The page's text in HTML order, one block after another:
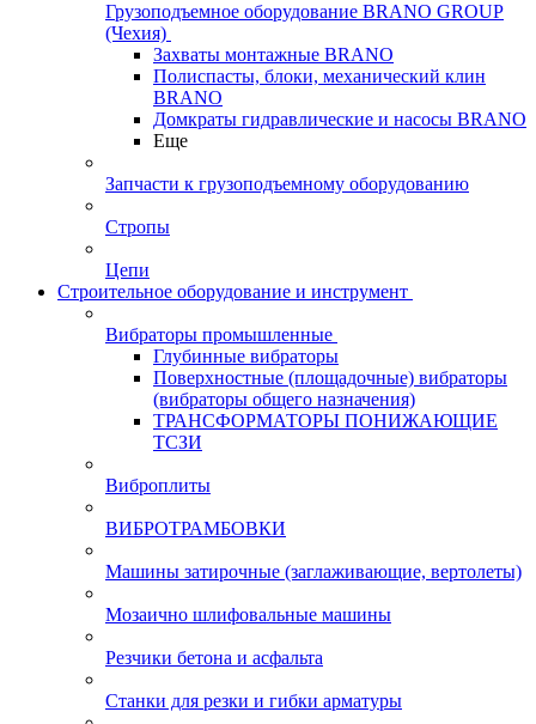
Грузоподъемное оборудование BRANO GROUP
(Чехия)
Захваты монтажные BRANO
Полиспасты, блоки, механический клин
BRANO
Домкраты гидравлические и насосы BRANO
Еще
Запчасти к грузоподъемному оборудованию
Стропы
Цепи
Строительное оборудование и инструмент
Вибраторы промышленные
Глубинные вибраторы
Поверхностные (площадочные) вибраторы
(вибраторы общего назначения)
ТРАНСФОРМАТОРЫ ПОНИЖАЮЩИЕ
ТСЗИ
Виброплиты
ВИБРОТРАМБОВКИ
Машины затирочные (заглаживающие, вертолеты)
Мозаично шлифовальные машины
Резчики бетона и асфальта
Станки для резки и гибки арматуры